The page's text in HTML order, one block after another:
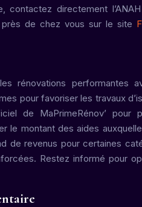
directement
près de chez vous sur le site
rénovations performantes
pour favoriser les travaux
de MaPrimeRénov’ pour
le montant des aides
de revenus pour certaines
Restez informé pour